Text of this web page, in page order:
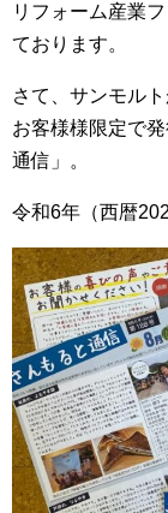
リフォーム産業
ております。
さて、サンモル
お客様様限定で
通信」。
令和6年（西暦